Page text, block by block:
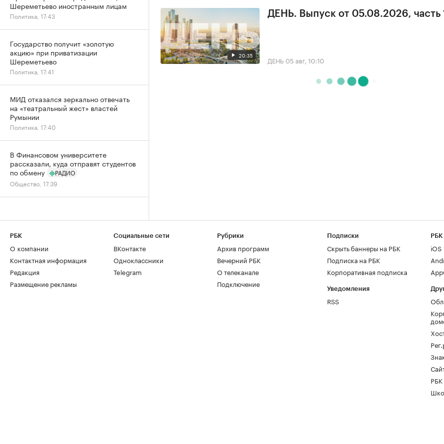
20:35
ДЕНЬ. Выпуск от 05.08.2026, часть
ДЕНЬ 05 авг, 10:10
Шереметьево иностранным лицам
Политика, 17:43
Государство получит «золотую
акцию» при приватизации
Шереметьево
Политика, 17:41
МИД отказался зеркально отвечать
на «театральный жест» властей
Румынии
Политика, 17:40
В Финансовом университете
рассказали, куда отправят студентов
по обмену
РАДИО
Общество, 17:39
РБК
О компании
Контактная информация
Редакция
Размещение рекламы
Социальные сети
ВКонтакте
Одноклассники
Telegram
Рубрики
Архив программ
Вечерний РБК
О телеканале
Подключение
Подписки
Скрыть баннеры на РБК
Подписка на РБК
Корпоративная подписка
Уведомления
RSS
РБК
iOS